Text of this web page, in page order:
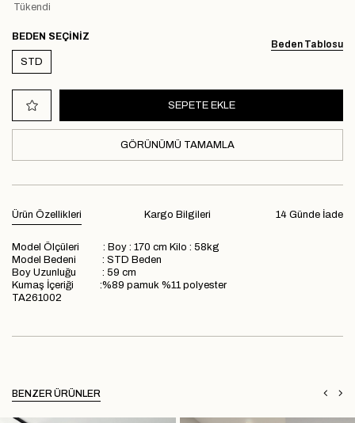
Tükendi
Beden Tablosu
BEDEN
STD
GÖRÜNÜMÜ TAMAMLA
Ürün Özellikleri 14 Günde İade
Kargo Bilgileri
Model Ölçüleri : Boy : 170 cm Kilo : 58kg
Model Bedeni : STD Beden
Boy Uzunluğu : 59 cm
Kumaş İçeriği :%89 pamuk %11 polyester
TA261002
BENZER ÜRÜNLER